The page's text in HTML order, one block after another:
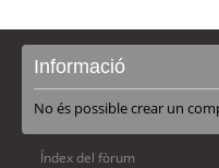
Informació
No és possible crear un
Índex del fòrum